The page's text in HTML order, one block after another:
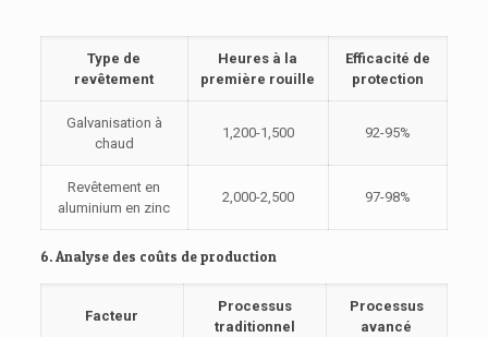
Type de
revêtement
Heures à la
première rouille
Efficacité de
protection
Galvanisation à
chaud
1,200-1,500 92-95%
Revêtement en
aluminium en zinc
2,000-2,500 97-98%
6. Analyse des coûts de production
Facteur
Processus
traditionnel
Processus
avancé